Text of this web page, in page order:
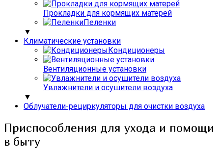
Прокладки для кормящих матерей
Пеленки
▼
Климатические установки
Кондиционеры
Вентиляционные установки
Увлажнители и осушители воздуха
▼
Облучатели-рециркуляторы для очистки воздуха
Приспособления для ухода и помощи
в быту